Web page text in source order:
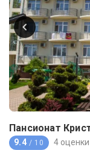
Пансионат
9.4 / 10 4 оценки